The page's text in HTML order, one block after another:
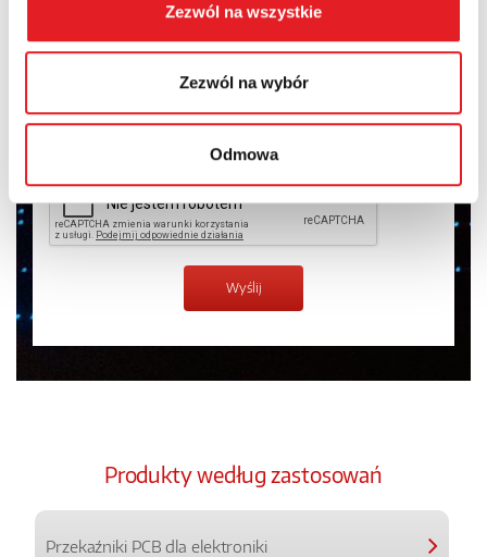
Zezwól na wszystkie
Zezwól na wybór
Odmowa
Wyrażam zgodę na przetwarzanie moich danych
osobowych przez Relpol S.A. Więcej informacji na temat
przetwarzania danych osobowych wPolityce prywatności.
Zapoznałem z treściąPolityki Prywatności*
Produkty według zastosowań
Przekaźniki PCB dla elektroniki